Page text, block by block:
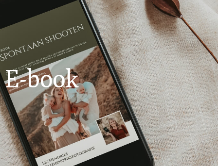
E-book